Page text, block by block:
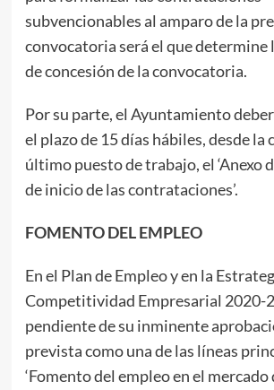
subvencionables al amparo de la
convocatoria será el que determine
de concesión de la convocatoria.
Por su parte, el Ayuntamiento
el plazo de 15 días hábiles, desde la
último puesto de trabajo, el ‘Anexo
de inicio de las contrataciones’.
FOMENTO DEL EMPLEO
En el Plan de Empleo y en la
Competitividad Empresarial 2020-
pendiente de su inminente
prevista como una de las líneas
‘Fomento del empleo en el mercado